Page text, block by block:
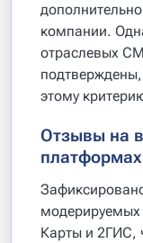
компании.
отраслевых
этому
Отзывы на
платформах
Карты и 2ГИС,